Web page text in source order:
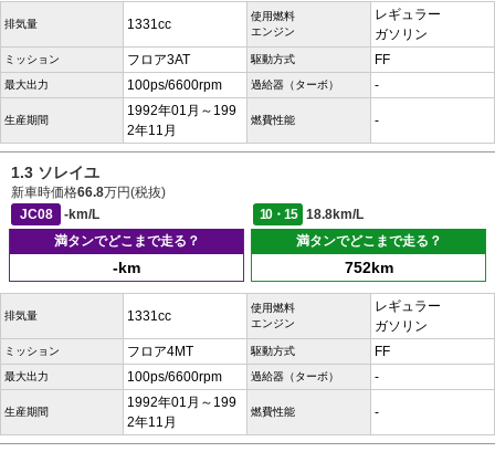
排気量 1331cc
使用燃料
エンジン
レギュラー
ガソリン
ミッション フロア3AT 駆動方式 FF
最大出力 100ps/6600rpm 過給器（ターボ） -
生産期間
1992年01月～199
2年11月
燃費性能 -
1.3 ソレイユ
新車時価格66.8万円(税抜)
JC08
-km/L 10・15
18.8km/L
満タンでどこまで走る？
-km
満タンでどこまで走る？
752km
排気量 1331cc
使用燃料
エンジン
レギュラー
ガソリン
ミッション フロア4MT 駆動方式 FF
最大出力 100ps/6600rpm 過給器（ターボ） -
生産期間
1992年01月～199
2年11月
燃費性能 -